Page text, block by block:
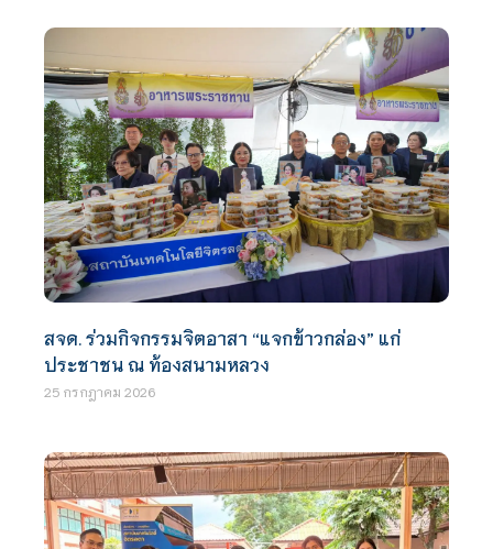
สจด. ร่วมกิจกรรมจิตอาสา “แจกข้าวกล่อง” แก่
ประชาชน ณ ท้องสนามหลวง
25 กรกฎาคม 2026